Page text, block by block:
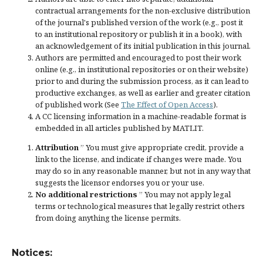
contractual arrangements for the non-exclusive distribution
of the journal's published version of the work (e.g., post it
to an institutional repository or publish it in a book), with
an acknowledgement of its initial publication in this journal.
Authors are permitted and encouraged to post their work
online (e.g., in institutional repositories or on their website)
prior to and during the submission process, as it can lead to
productive exchanges, as well as earlier and greater citation
of published work (See The Effect of Open Access).
A CC licensing information in a machine-readable format is
embedded in all articles published by MATLIT.
Attribution” You must give appropriate credit, provide a
link to the license, andindicate if changes were made. You
may do so in any reasonable manner, but not in any way that
suggests the licensor endorses you or your use.
No additional restrictions ” You may not apply legal
terms ortechnological measuresthat legally restrict others
from doing anything the license permits.
Notices: